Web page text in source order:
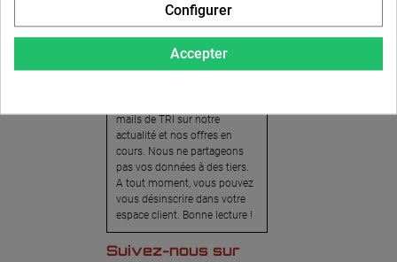
newsletter, nous vous
invitons à créer votre espace
client (cliquez sur « Compte »
en haut à droite de la page) et
cliquer sur « oui » pour vous
mails de TRI sur notre
actualité et nos offres en
cours. Nous ne partageons
pas vos données à des tiers.
A tout moment, vous pouvez
vous désinscrire dans votre
espace client. Bonne lecture !
Suivez-nous sur
Accepter
Configurer